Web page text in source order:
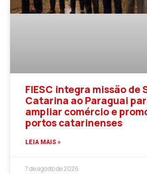
FIESC integra missão de
Catarina ao Paraguai
ampliar comércio e
portos catarinenses
LEIA MAIS »
7 de agosto de 2026